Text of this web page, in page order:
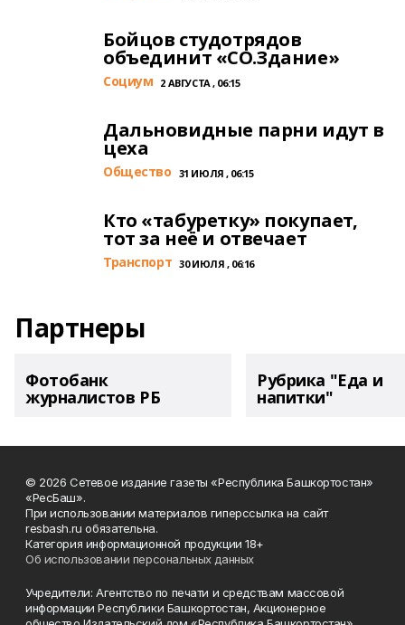
Бойцов студотрядов
объединит «СО.Здание»
Cоциум 2 АВГУСТА , 06:15
Дальновидные парни идут в
цеха
Общество 31 ИЮЛЯ , 06:15
Кто «табуретку» покупает,
тот за неё и отвечает
Транспорт 30 ИЮЛЯ , 06:16
Партнеры
Фотобанк
журналистов РБ
Рубрика "Еда и
напитки"
© 2026 Сетевое издание газеты «Республика Башкортостан»
«РесБаш».
При использовании материалов гиперссылка на сайт
resbash.ru обязательна.
Категория информационной продукции 18+
Об использовании персональных данных
Учредители: Агентство по печати и средствам массовой
информации Республики Башкортостан, Акционерное